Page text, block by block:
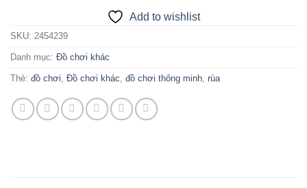
Add to wishlist
SKU: 2454239
Danh mục: Đồ chơi khác
Thẻ: đồ chơi, Đồ chơi khác, đồ chơi thông minh, rùa